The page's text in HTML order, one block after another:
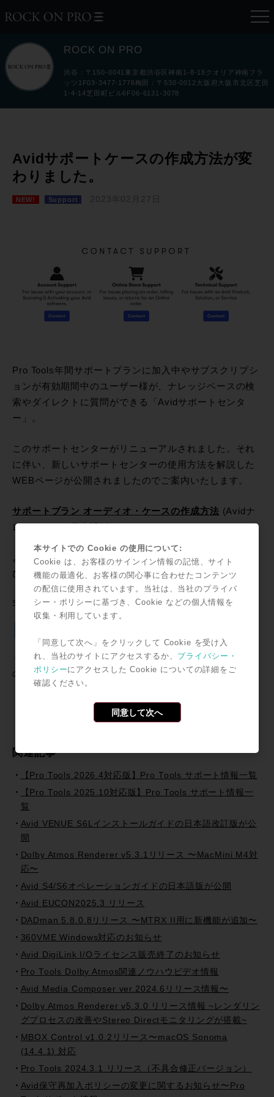
ROCK ON PRO
渋谷：〒150-0041東京都渋谷区神南1-8-18クオリア神南フラ
ッツ1F03-3477-1776梅田：〒530-0012大阪府大阪市北区芝田
1-4-14芝田町ビル6F06-6131-3078
Avidサポートケースの作成方法が変
わりました。
NEW! Support 2023年02月27日
Pro Tools年間サポートプランに加入中やサブスクリプシ
ョンが有効期間中のユーザー様が、ナレッジベースの検
索やダイレクトに質問ができる「Avidサポートセンタ
ー」。
このサポートセンターがリニューアルされました。それ
に伴い、新しいサポートセンターの使用方法を解説した
WEBページが公開されましたのでご案内いたします。
サポートプラン オーディオ・ケースの作成方法 (Avidナ
レッジベース日本語版)
より直感的に使用可能になったサポートセンターを、ぜ
ひご活用ください。
SNSで共有
有
＊記事中に掲載されている情報は2023年02月27日時点のも
のです。
関連記事
【Pro Tools 2026.4対応版】Pro Tools サポート情報一覧
【Pro Tools 2025.10対応版】Pro Tools サポート情報一
覧
Avid VENUE S6Lインストールガイドの日本語改訂版が公
開
Dolby Atmos Renderer v5.3.1リリース 〜MacMini M4対
応〜
Avid S4/S6オペレーションガイドの日本語版が公開
Avid EUCON2025.3 リリース
DADman 5.8.0.8リリース 〜MTRX II用に新機能が追加〜
360VME Windows対応のお知らせ
Avid DigiLink I/Oライセンス販売終了のお知らせ
Pro Tools Dolby Atmos関連ノウハウビデオ情報
Avid Media Composer ver.2024.6リリース情報〜
Dolby Atmos Renderer v5.3.0 リリース情報 ~レンダリン
グプロセスの改善やStereo Directモニタリングが搭載~
MBOX Control v1.0.2リリース〜macOS Sonoma
(14.4.1) 対応
Pro Tools 2024.3.1 リリース（不具合修正バージョン）
Avid保守再加入ポリシーの変更に関するお知らせ〜Pro
本サイトでの Cookie の使用について:
Cookie は、お客様のサインイン情報の記憶、サイト
機能の最適化、お客様の関心事に合わせたコンテンツ
の配信に使用されています。当社は、当社のプライバ
シー・ポリシーに基づき、Cookie などの個人情報を
収集・利用しています。
「同意して次へ」をクリックして Cookie を受け入
れ、当社のサイトにアクセスするか、 プライバシー・
ポリシーにアクセスした Cookie についての詳細をご
確認ください。
同意して次へ